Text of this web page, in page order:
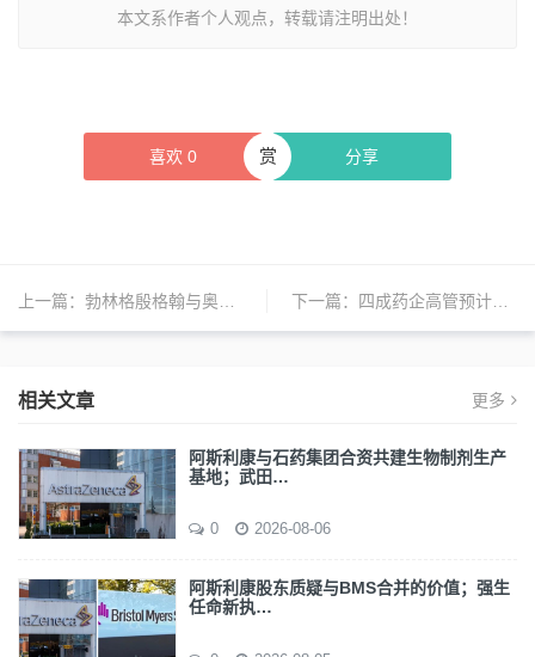
本文系作者个人观点，转载请注明出处！
喜欢 0 分享
赏
上一篇： 勃林格殷格翰与奥地利CBmed建立战略合作，加速肿瘤治疗药物开发 下一篇： 四成药企高管预计AI技术将降低成本；云顶新耀终止与Providence Therapeutics合作；百奥赛图和吉利德达成合作
相关文章 更多
阿斯利康与石药集团合资共建生物制剂生产
基地；武田…
0 2026-08-06
阿斯利康股东质疑与BMS合并的价值；强生
任命新执…